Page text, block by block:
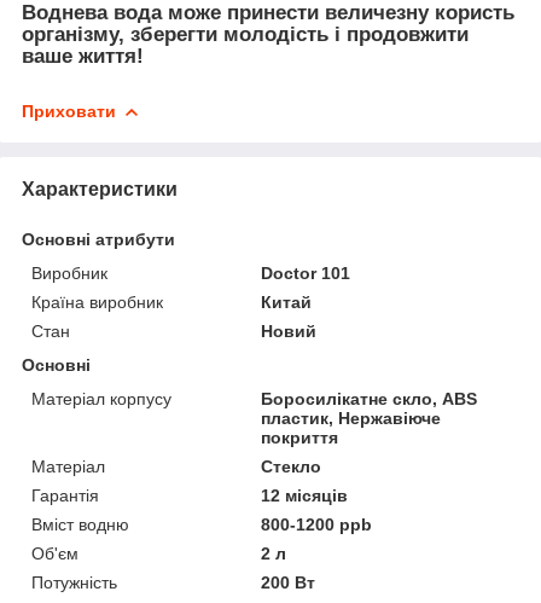
Воднева вода може принести величезну користь
організму, зберегти молодість і продовжити
ваше життя!
Приховати
Характеристики
Основні атрибути
Виробник
Doctor 101
Країна виробник
Китай
Стан
Новий
Основні
Матеріал корпусу
Боросилікатне скло, ABS
пластик, Нержавіюче
покриття
Матеріал
Стекло
Гарантія
12 місяців
Вміст водню
800-1200 ppb
Об'єм
2 л
Потужність
200 Вт